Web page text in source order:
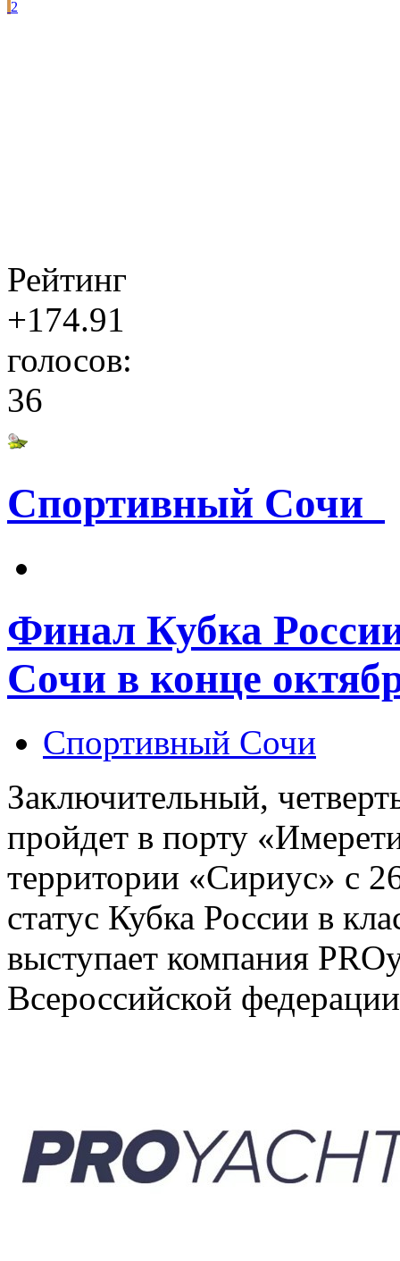
2
Рейтинг
+174.91
голосов:
36
Спортивный Сочи
Финал Кубка
Сочи в конце
Спортивный Сочи
Заключительный,
пройдет в порту
территории «Сириус» с
статус Кубка России в
выступает компания
Всероссийской